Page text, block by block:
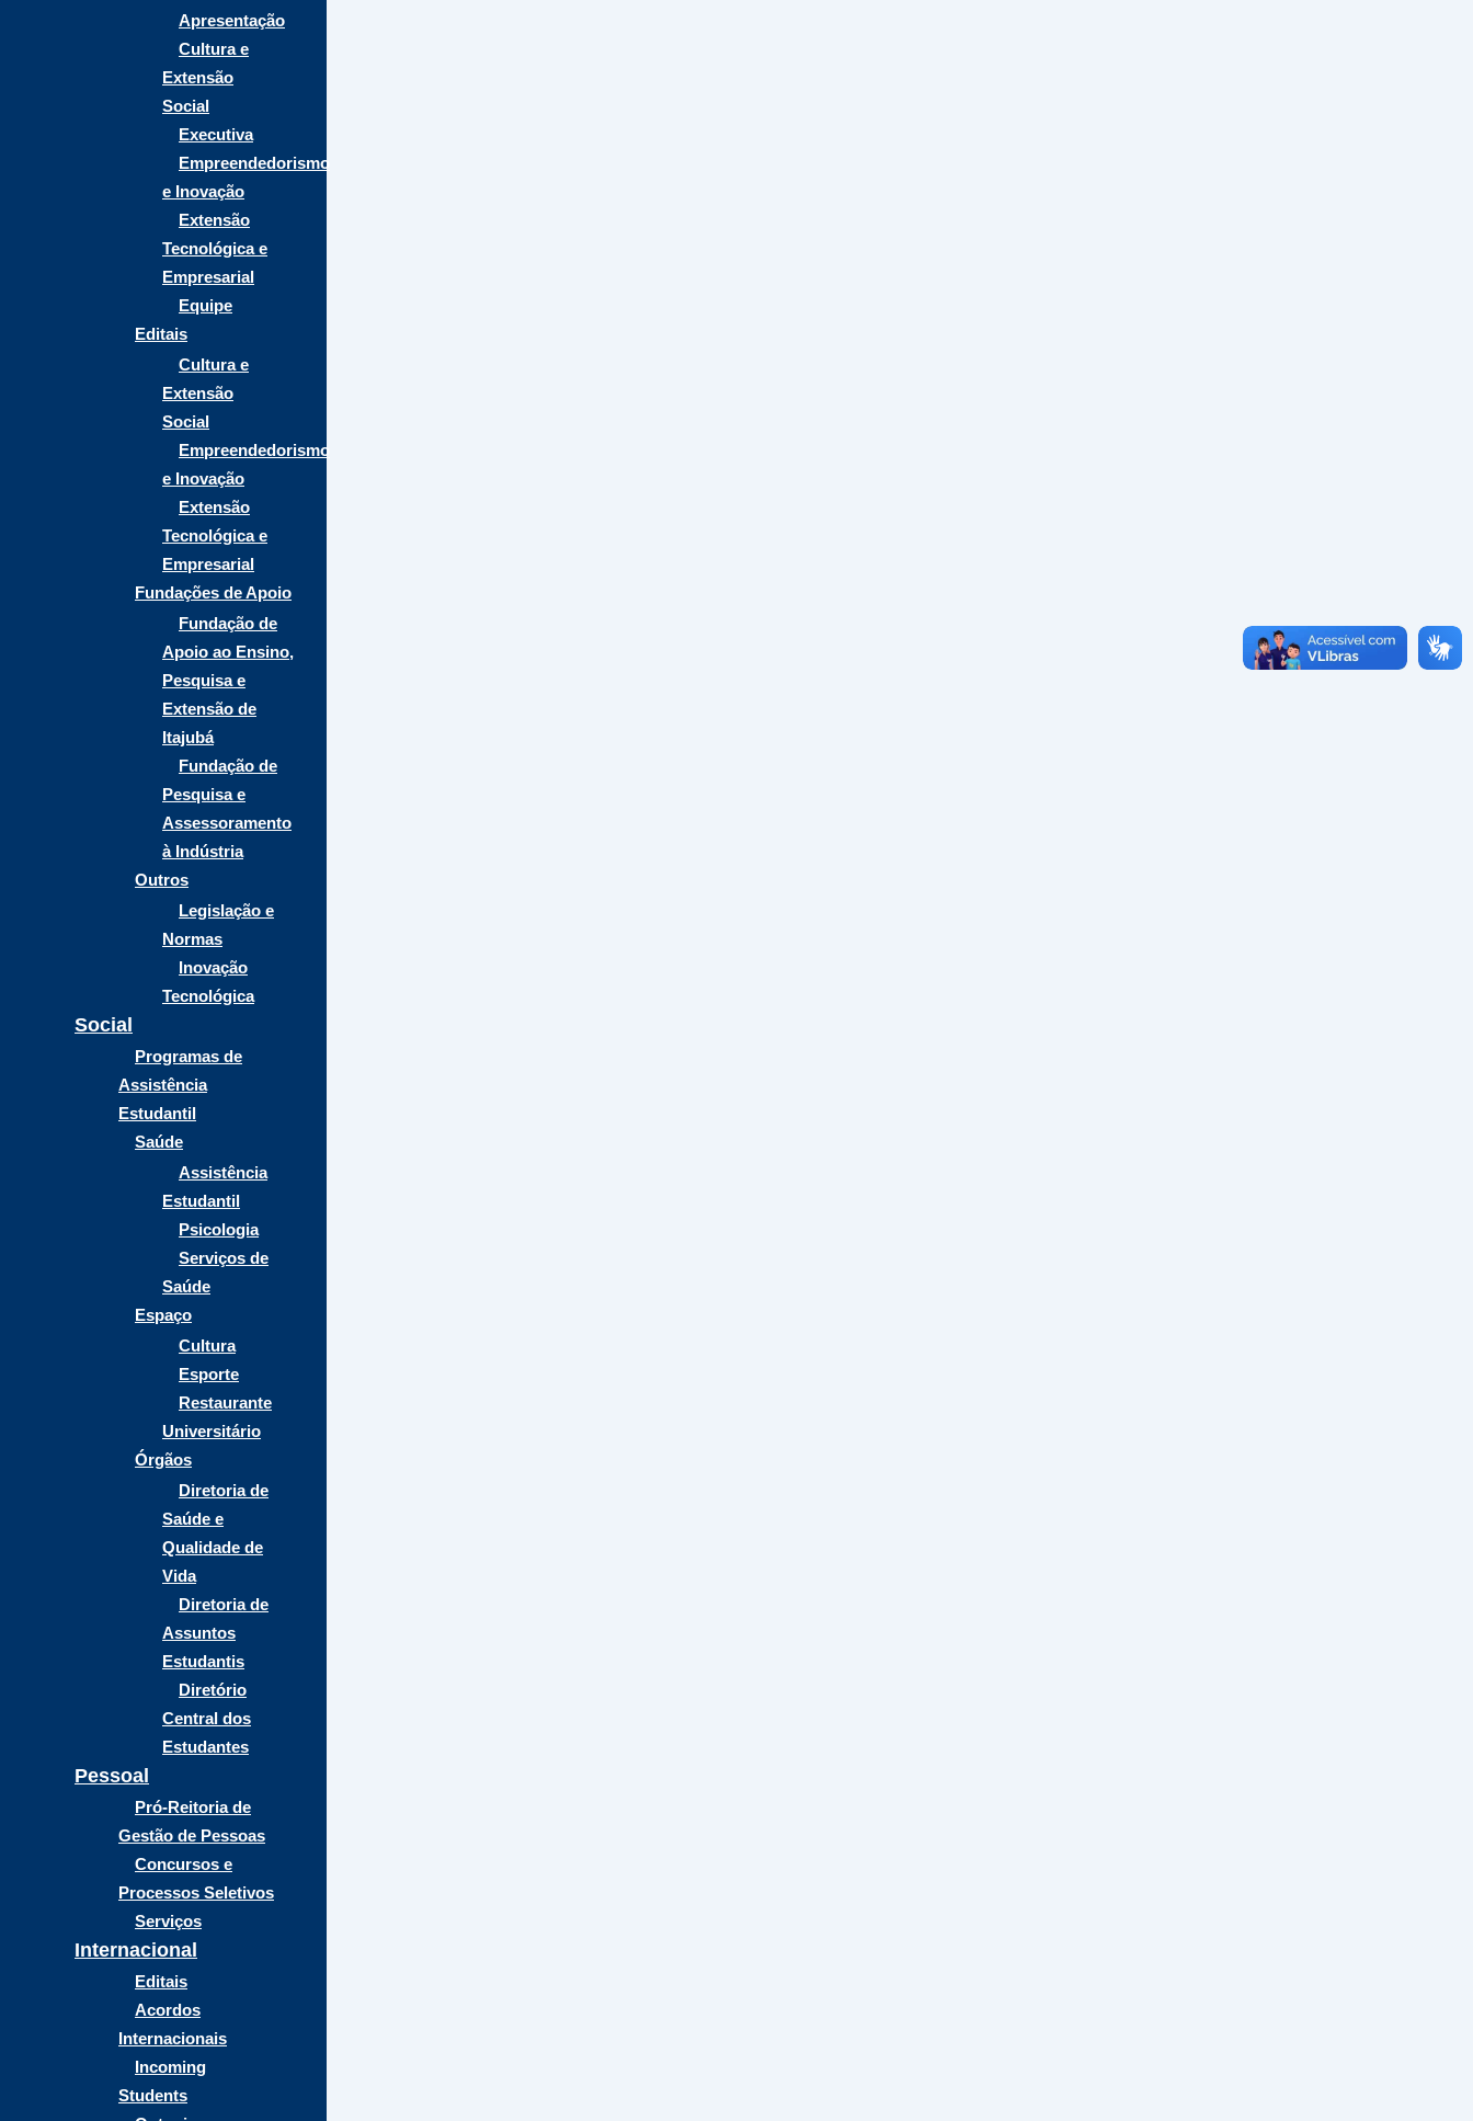
Apresentação
Cultura e
Extensão
Social
Executiva
Empreendedorismo
e Inovação
Extensão
Tecnológica e
Empresarial
Equipe
Editais
Cultura e
Extensão
Social
Empreendedorismo
e Inovação
Extensão
Tecnológica e
Empresarial
Fundações de Apoio
Fundação de
Apoio ao Ensino,
Pesquisa e
Extensão de
Itajubá
Fundação de
Pesquisa e
Assessoramento
à Indústria
Outros
Legislação e
Normas
Inovação
Tecnológica
Social
Programas de
Assistência
Estudantil
Saúde
Assistência
Estudantil
Psicologia
Serviços de
Saúde
Espaço
Cultura
Esporte
Restaurante
Universitário
Órgãos
Diretoria de
Saúde e
Qualidade de
Vida
Diretoria de
Assuntos
Estudantis
Diretório
Central dos
Estudantes
Pessoal
Pró-Reitoria de
Gestão de Pessoas
Concursos e
Processos Seletivos
Serviços
Internacional
Editais
Acordos
Internacionais
Incoming
Students